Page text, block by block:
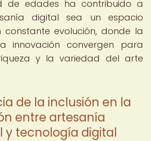
de edades ha contribuido a
digital sea un espacio
constante evolución, donde la
innovación convergen para
y la variedad del arte
de la inclusión en la
entre artesanía
y tecnología digital